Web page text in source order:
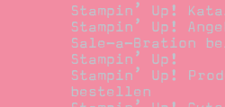
Stampin’ Up!
Stampin’ Up!
Sale-a-Bration
Stampin’ Up!
Stampin’ Up!
bestellen